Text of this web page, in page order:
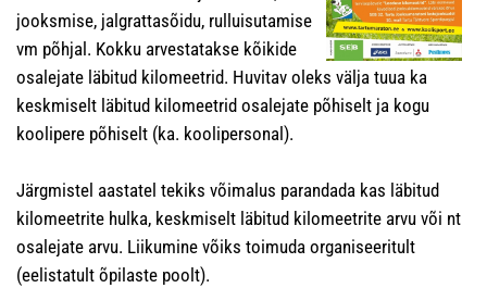
jooksmise, jalgrattasõidu, rulluisutamise
vm põhjal. Kokku arvestatakse kõikide
osalejate läbitud kilomeetrid. Huvitav oleks välja tuua ka
keskmiselt läbitud kilomeetrid osalejate põhiselt ja kogu
koolipere põhiselt (ka. koolipersonal).
Järgmistel aastatel tekiks võimalus parandada kas läbitud
kilomeetrite hulka, keskmiselt läbitud kilomeetrite arvu või nt
osalejate arvu. Liikumine võiks toimuda organiseeritult
(eelistatult õpilaste poolt).